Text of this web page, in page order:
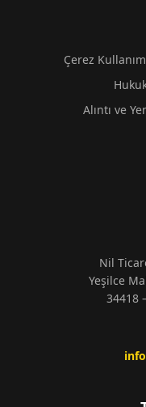
Çerez
Alıntı ve
Nil
Yeşilce
34418